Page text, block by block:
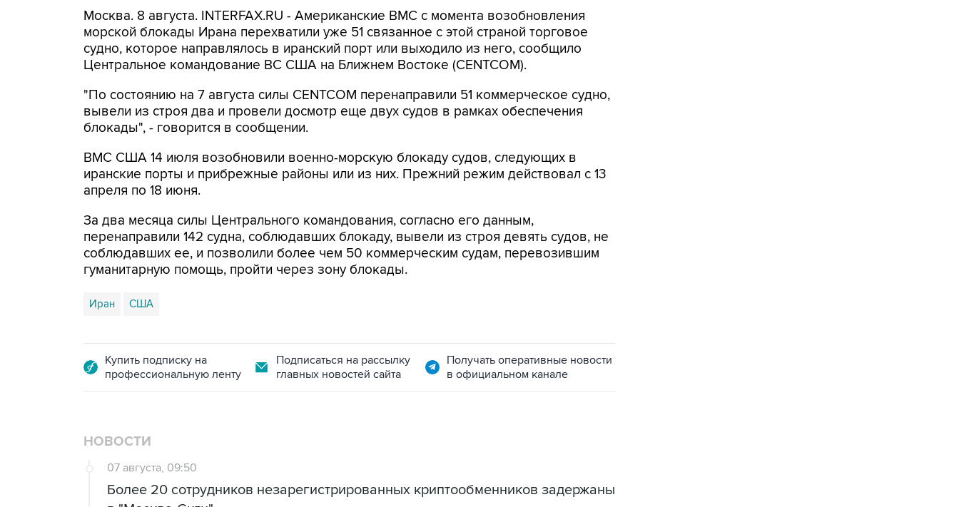
Москва. 8 августа. INTERFAX.RU - Американские ВМС с момента возобновления
морской блокады Ирана перехватили уже 51 связанное с этой страной торговое
судно, которое направлялось в иранский порт или выходило из него, сообщило
Центральное командование ВС США на Ближнем Востоке (CENTCOM).
"По состоянию на 7 августа силы CENTCOM перенаправили 51 коммерческое судно,
вывели из строя два и провели досмотр еще двух судов в рамках обеспечения
блокады", - говорится в сообщении.
ВМС США 14 июля возобновили военно-морскую блокаду судов, следующих в
иранские порты и прибрежные районы или из них. Прежний режим действовал с 13
апреля по 18 июня.
За два месяца силы Центрального командования, согласно его данным,
перенаправили 142 судна, соблюдавших блокаду, вывели из строя девять судов, не
соблюдавших ее, и позволили более чем 50 коммерческим судам, перевозившим
гуманитарную помощь, пройти через зону блокады.
Иран США
Купить подписку на
профессиональную ленту
Подписаться на рассылку
главных новостей сайта
Получать оперативные новости
в официальном канале
НОВОСТИ
07 августа, 09:50
Более 20 сотрудников незарегистрированных криптообменников задержаны